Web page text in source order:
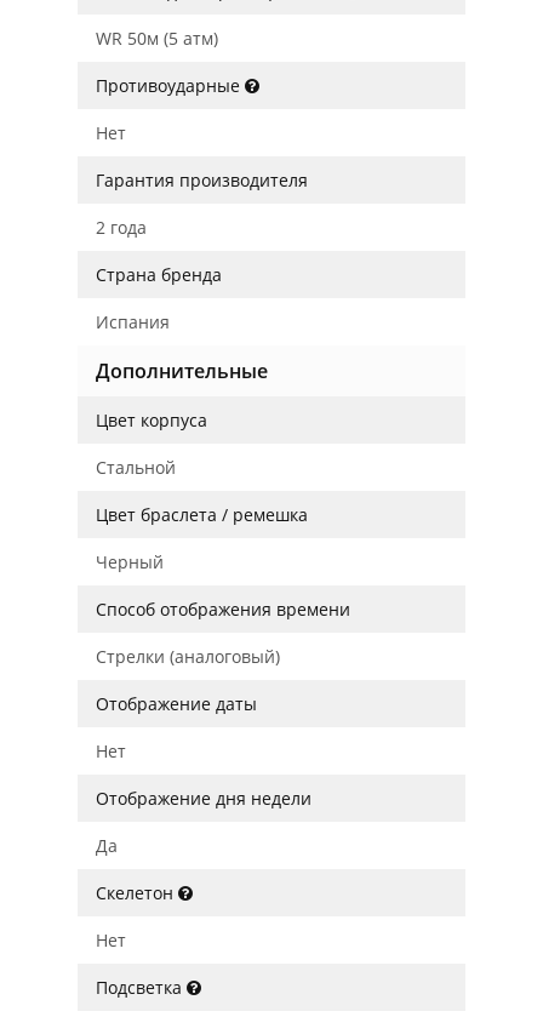
WR 50м (5 атм)
Противоударные
Нет
Гарантия производителя
2 года
Страна бренда
Испания
Дополнительные
Цвет корпуса
Стальной
Цвет браслета / ремешка
Черный
Способ отображения времени
Стрелки (аналоговый)
Отображение даты
Нет
Отображение дня недели
Да
Скелетон
Нет
Подсветка